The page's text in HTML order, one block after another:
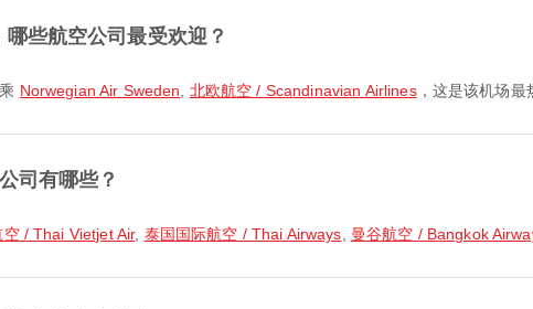
些航空公司最受欢迎？
Norwegian Air Sweden 北欧航空 / Scandinavian Airlines，这是该机场最
司有哪些？
空 / Thai Vietjet Air, 泰国国际航空 / Thai Airways 曼谷航空 / Bangkok